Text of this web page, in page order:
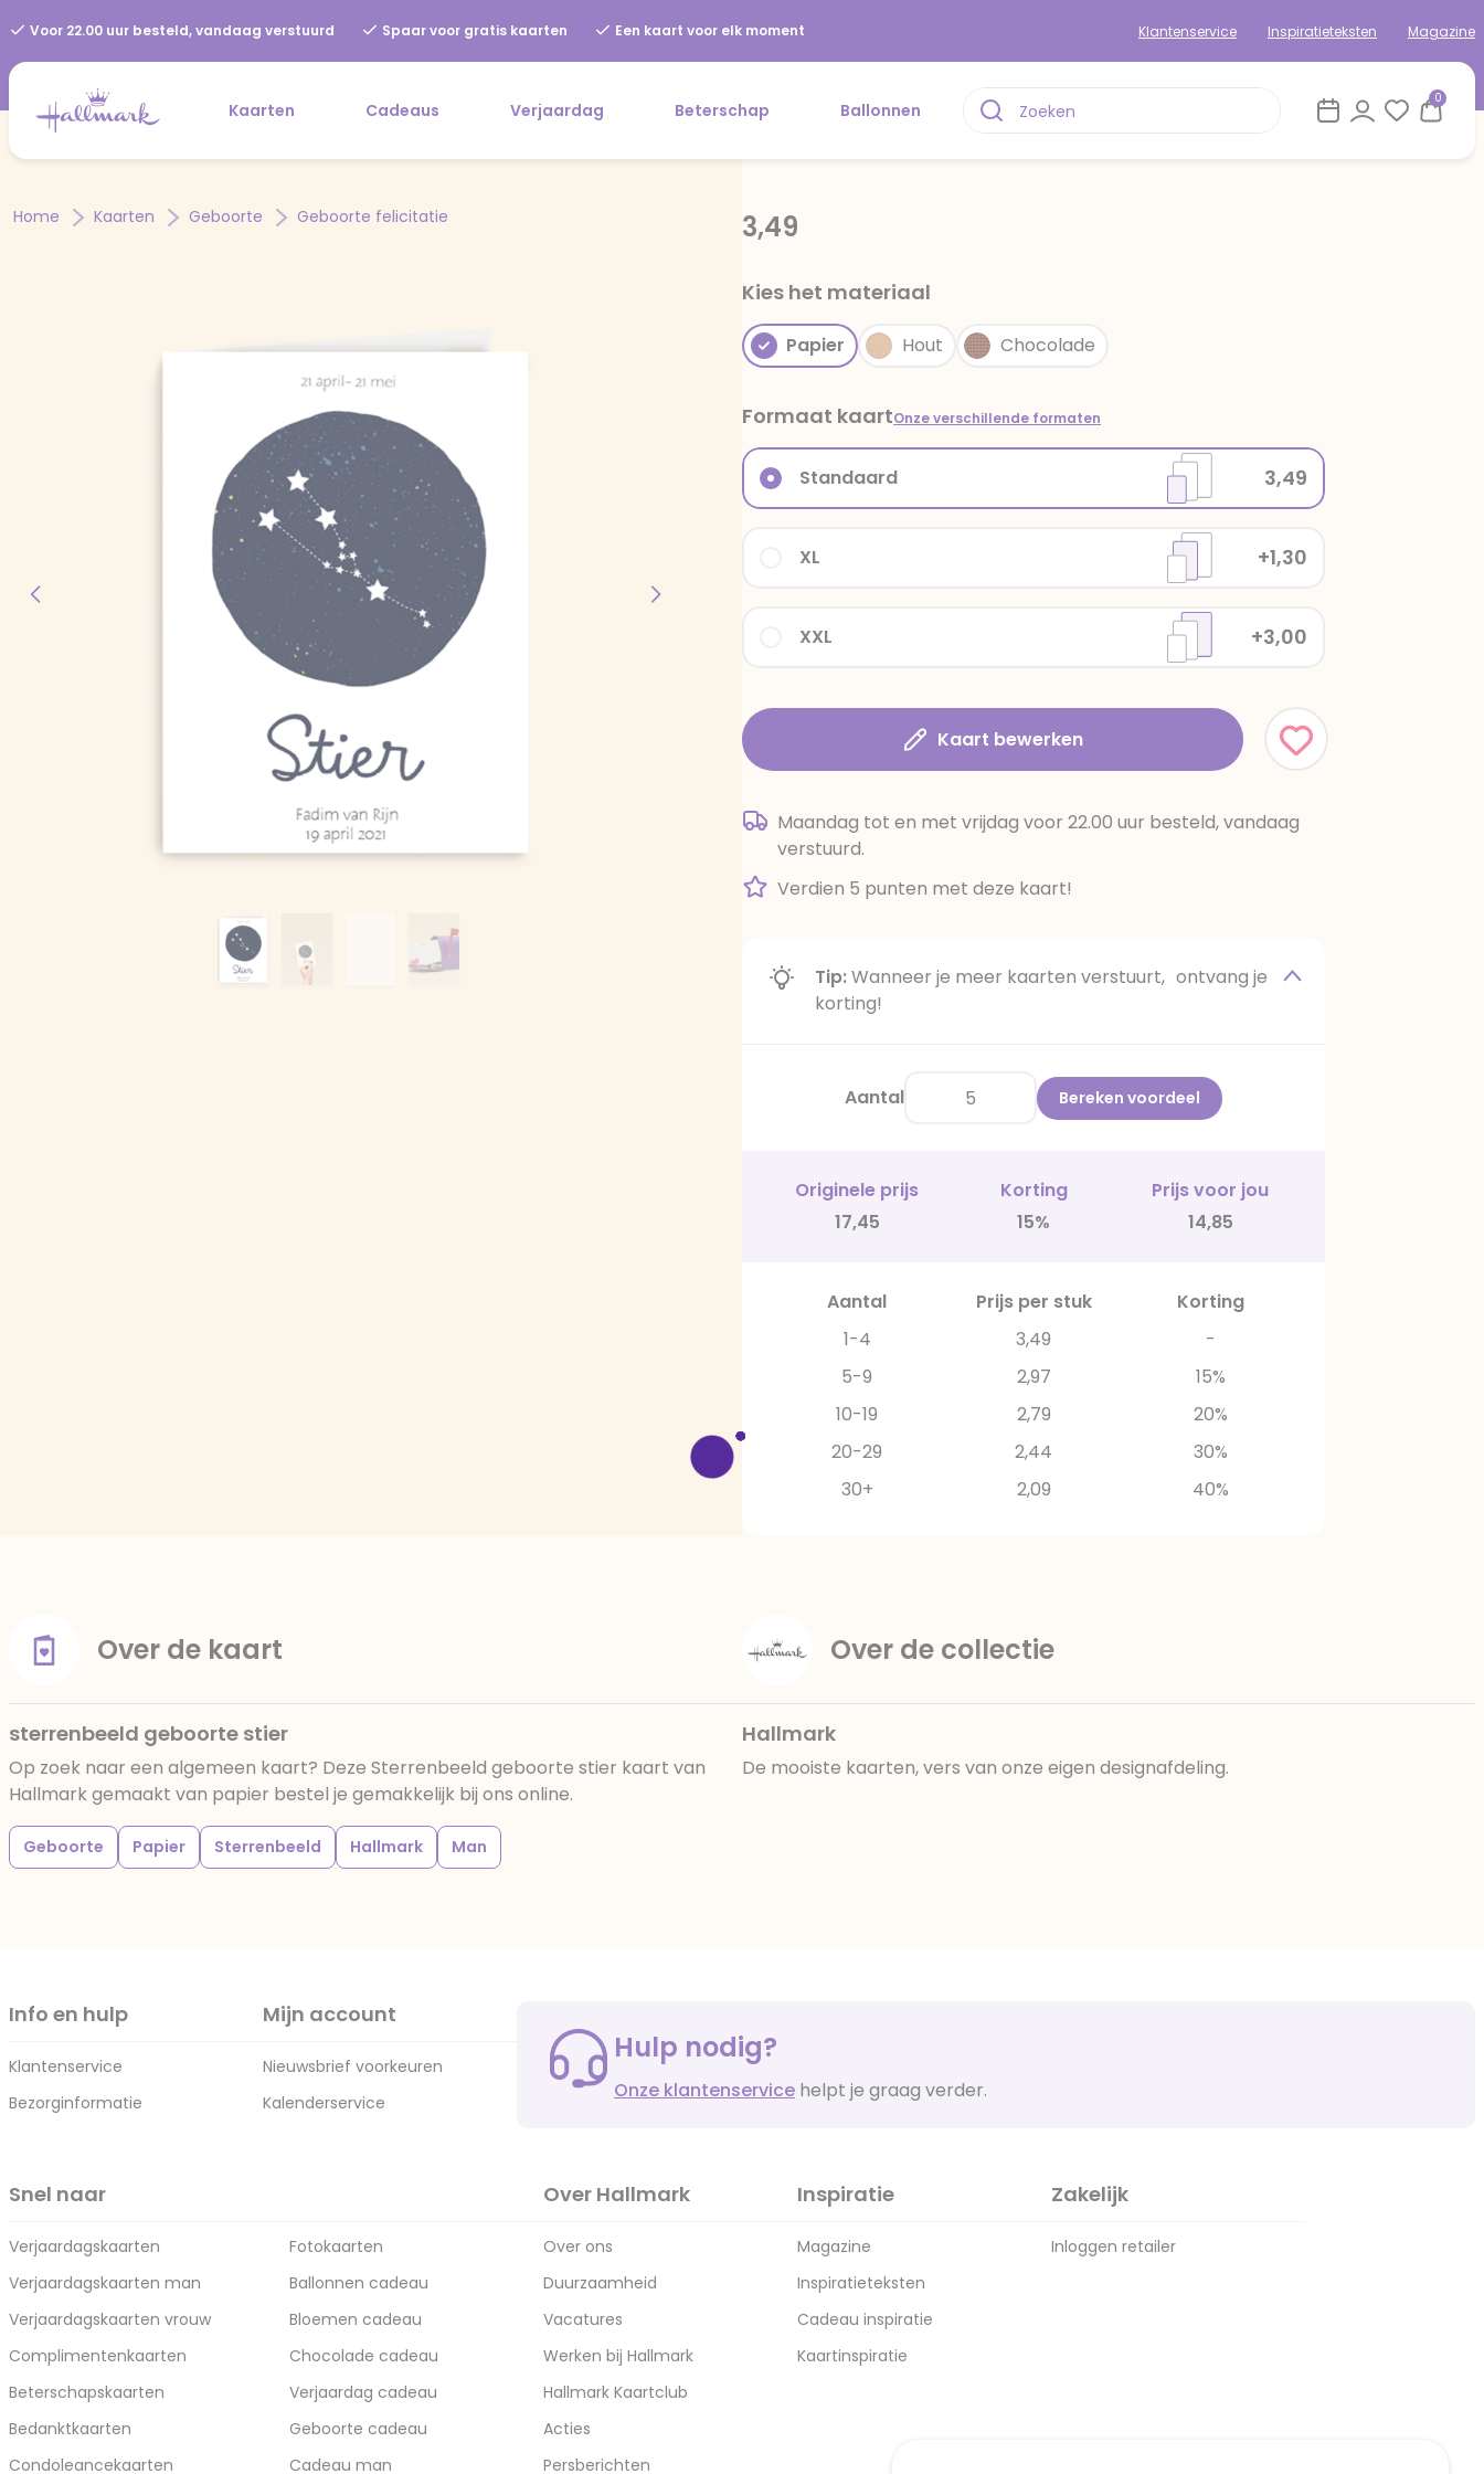
Voor 22.00 uur besteld, vandaag verstuurd Spaar voor gratis kaarten Een kaart voor elk moment Klantenservice Inspiratieteksten Magazine
Kaarten Cadeaus Verjaardag Beterschap Ballonnen
0
Home Kaarten Geboorte Geboorte felicitatie 3,49
Kies het materiaal
Papier Hout Chocolade
Formaat kaartOnze verschillende formaten
XXL +3,00
XL +1,30
Standaard 3,49
Kaart bewerken
Maandag tot en met vrijdag voor 22.00 uur besteld, vandaag
verstuurd.
Verdien 5 punten met deze kaart!
Tip:Wanneer je meer kaarten verstuurt, ontvang je
korting!
Aantal Bereken voordeel
Originele prijs Korting
Prijs voor jou
17,45
15% 14,85
Aantal Prijs per stuk
Korting
1-4
3,49
-
5-9
2,97
15%
10-19
2,79
20%
20-29
2,44
30%
30+
2,09 40%
Over de kaart
sterrenbeeld geboorte stier
Op zoek naar een algemeen kaart? Deze Sterrenbeeld geboorte stier kaart van
Hallmark gemaakt van papier bestel je gemakkelijk bij ons online.
Geboorte Papier Sterrenbeeld Hallmark Man
Over de collectie
Hallmark
De mooiste kaarten, vers van onze eigen designafdeling.
Info en hulp
Klantenservice
Bezorginformatie
Mijn account
Nieuwsbrief voorkeuren
Kalenderservice
Hulp nodig?
Onze klantenservice helpt je graag verder.
Snel naar
Verjaardagskaarten
Verjaardagskaarten man
Verjaardagskaarten vrouw
Complimentenkaarten
Beterschapskaarten
Bedanktkaarten
Condoleancekaarten
Fotokaarten
Ballonnen cadeau
Bloemen cadeau
Chocolade cadeau
Verjaardag cadeau
Geboorte cadeau
Cadeau man
Over Hallmark
Over ons
Duurzaamheid
Vacatures
Werken bij Hallmark
Hallmark Kaartclub
Acties
Persberichten
Inspiratie
Magazine
Inspiratieteksten
Cadeau inspiratie
Kaartinspiratie
Zakelijk
Inloggen retailer